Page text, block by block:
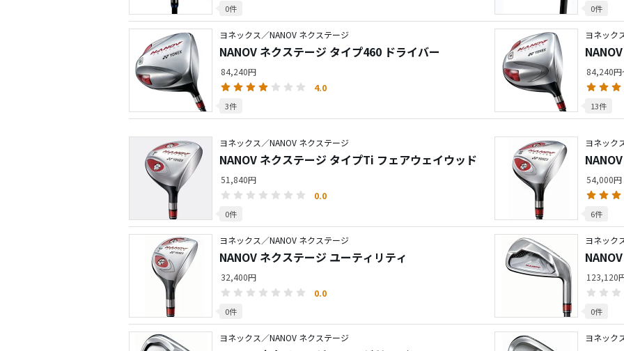
0件 0件
ヨネックス／NANOV ネクステージ
NANOV ネクステージ タイプ460 ドライバー
84,240円
4.0
3件
ヨネック
84,240円
13件
ヨネックス／NANOV ネクステージ
NANOV ネクステージ タイプTi フェアウェイウッド
51,840円
0.0
0件
ヨネック
54,000円
6件
ヨネックス／NANOV ネクステージ
NANOV ネクステージ ユーティリティ
32,400円
0.0
0件
ヨネック
123,120
0件
ヨネックス／NANOV ネクステージ ヨネック